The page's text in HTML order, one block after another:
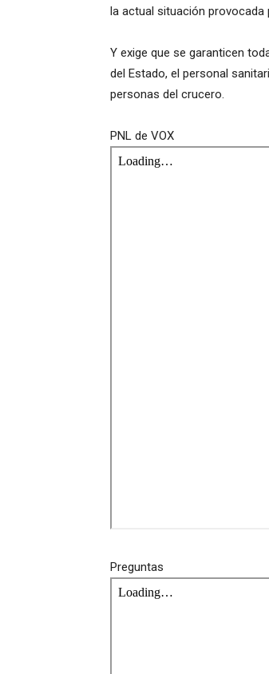
la actual situación provocada
Y exige que se garanticen
del Estado, el personal
personas del crucero.
PNL de VOX
Preguntas